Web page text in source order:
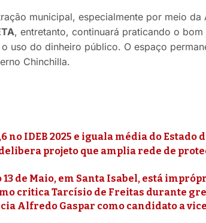
municipal, especialmente por meio da
, entretanto, continuará praticando o
uso do dinheiro público. O espaço
Chinchilla.
no IDEB 2025 e iguala média do Estado
projeto que amplia rede de
de Maio, em Santa Isabel, está
critica Tarcísio de Freitas durante
Alfredo Gaspar como candidato a